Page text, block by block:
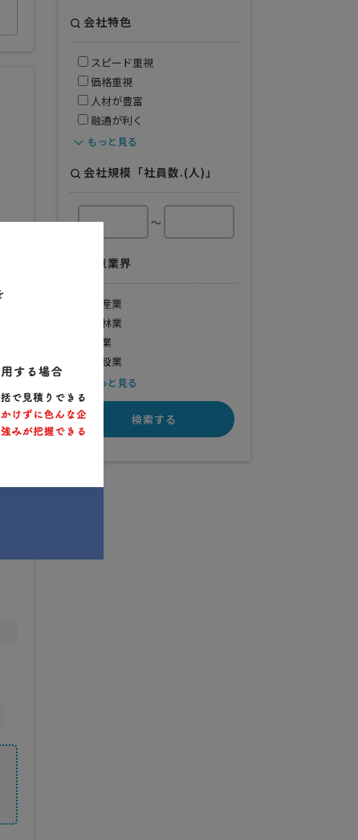
会社特色
スピード重視
価格重視
人材が豊富
融通が利く
もっと見る
会社規模「社員数.(人)」
～
得意業界
水産業
農林業
鉱業
建設業
もっと見る
検索する